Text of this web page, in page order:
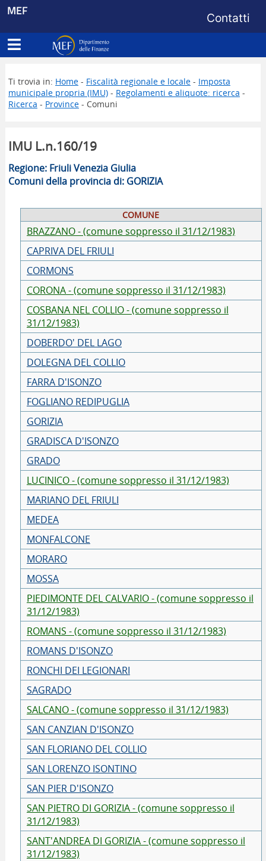
MEF Menu di
Contatti
Apri menu principale
Dipartimento delle Finanze
Ti trovia in: Home- Fiscalità regionale e locale- Imposta
municipale propria (IMU)- Regolamenti e aliquote: ricerca -
Ricerca - Province- Comuni
IMU L.n.160/19
Regione: Friuli Venezia Giulia
Comuni della provincia di: GORIZIA
COMUNE
BRAZZANO - (comune soppresso il 31/12/1983)
CAPRIVA DEL FRIULI
CORMONS
CORONA - (comune soppresso il 31/12/1983)
COSBANA NEL COLLIO - (comune soppresso il
31/12/1983)
DOBERDO' DEL LAGO
DOLEGNA DEL COLLIO
FARRA D'ISONZO
FOGLIANO REDIPUGLIA
GORIZIA
GRADISCA D'ISONZO
GRADO
LUCINICO - (comune soppresso il 31/12/1983)
MARIANO DEL FRIULI
MEDEA
MONFALCONE
MORARO
MOSSA
PIEDIMONTE DEL CALVARIO - (comune soppresso il
31/12/1983)
ROMANS - (comune soppresso il 31/12/1983)
ROMANS D'ISONZO
RONCHI DEI LEGIONARI
SAGRADO
SALCANO - (comune soppresso il 31/12/1983)
SAN CANZIAN D'ISONZO
SAN FLORIANO DEL COLLIO
SAN LORENZO ISONTINO
SAN PIER D'ISONZO
SAN PIETRO DI GORIZIA - (comune soppresso il
31/12/1983)
SANT'ANDREA DI GORIZIA - (comune soppresso il
31/12/1983)